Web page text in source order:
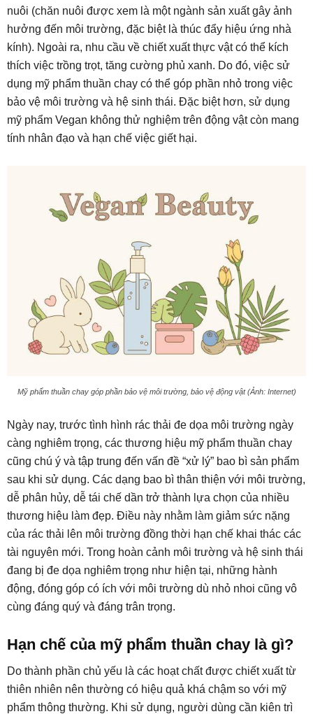
nuôi (chăn nuôi được xem là một ngành sản xuất gây ảnh
hưởng đến môi trường, đặc biệt là thúc đẩy hiệu ứng nhà
kính). Ngoài ra, nhu cầu về chiết xuất thực vật có thể kích
thích việc trồng trọt, tăng cường phủ xanh. Do đó, việc sử
dụng mỹ phẩm thuần chay có thể góp phần nhỏ trong việc
bảo vệ môi trường và hệ sinh thái. Đặc biệt hơn, sử dụng
mỹ phẩm Vegan không thử nghiệm trên động vật còn mang
tính nhân đạo và hạn chế việc giết hại.
Mỹ phẩm thuần chay góp phần bảo vệ môi trường, bảo vệ động vật (Ảnh: Internet)
Ngày nay, trước tình hình rác thải đe dọa môi trường ngày
càng nghiêm trọng, các thương hiệu mỹ phẩm thuần chay
cũng chú ý và tập trung đến vấn đề “xử lý” bao bì sản phẩm
sau khi sử dụng. Các dạng bao bì thân thiện với môi trường,
dễ phân hủy, dễ tái chế dần trở thành lựa chọn của nhiều
thương hiệu làm đẹp. Điều này nhằm làm giảm sức nặng
của rác thải lên môi trường đồng thời hạn chế khai thác các
tài nguyên mới. Trong hoàn cảnh môi trường và hệ sinh thái
đang bị đe dọa nghiêm trọng như hiện tại, những hành
động, đóng góp có ích với môi trường dù nhỏ nhoi cũng vô
cùng đáng quý và đáng trân trọng.
Hạn chế của mỹ phẩm thuần chay là gì?
Do thành phần chủ yếu là các hoạt chất được chiết xuất từ
thiên nhiên nên thường có hiệu quả khá chậm so với mỹ
phẩm thông thường. Khi sử dụng, người dùng cần kiên trì